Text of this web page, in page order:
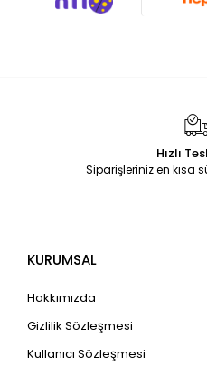
Hızlı
Siparişleriniz en kısa
KURUMSAL
Hakkımızda
Gizlilik Sözleşmesi
Kullanıcı Sözleşmesi